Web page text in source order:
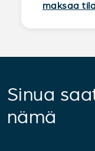
maksaa
Sinua
nämä